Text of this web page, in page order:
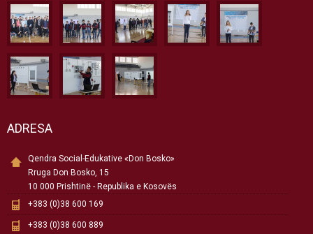
ADRESA
Qendra Social-Edukative «Don Bosko»
Rruga Don Bosko, 15
10 000 Prishtinë - Republika e Kosovës
+383 (0)38 600 169
+383 (0)38 600 889